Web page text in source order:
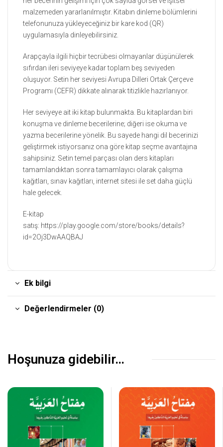
malzemeden yararlanılmıştır. Kitabın dinleme bölümlerini
telefonunuza yükleyeceğiniz bir kare kod (QR)
uygulamasıyla dinleyebilirsiniz.
Arapçayla ilgili hiçbir tecrübesi olmayanlar düşünülerek
sıfırdan ileri seviyeye kadar toplam beş seviyeden
oluşuyor. Setin her seviyesi Avrupa Dilleri Ortak Çerçeve
Programı (CEFR) dikkate alınarak titizlikle hazırlanıyor.
Her seviyeye ait iki kitap bulunmakta. Bu kitaplardan biri
konuşma ve dinleme becerilerine; diğeri ise okuma ve
yazma becerilerine yönelik. Bu sayede hangi dil becerinizi
geliştirmek istiyorsanız ona göre kitap seçme avantajına
sahipsiniz. Setin temel parçası olan ders kitapları
tamamlandıktan sonra tamamlayıcı olarak çalışma
kağıtları, sınav kağıtları, internet sitesi ile set daha güçlü
hale gelecek.
E-kitap
satış: https://play.google.com/store/books/details?
id=2Oj3DwAAQBAJ
Ek bilgi
Değerlendirmeler (0)
Hoşunuza gidebilir…